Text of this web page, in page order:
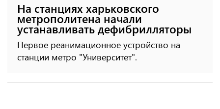
На станциях харьковского
метрополитена начали
устанавливать дефибрилляторы
Первое реанимационное устройство на
станции метро "Университет".